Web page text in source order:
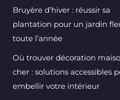
Bruyère d’hiver : réussir sa
plantation pour un jardin
toute l’année
Où trouver décoration
cher : solutions accessibles
embellir votre intérieur